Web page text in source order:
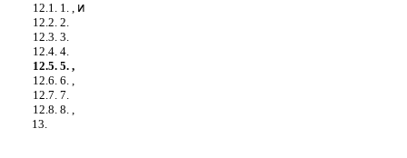
12.1. 1. , ͷ
12.2. 2.
12.3. 3.
12.4. 4.
12.5. 5. ,
12.6. 6. ,
12.7. 7.
12.8. 8. ,
13.